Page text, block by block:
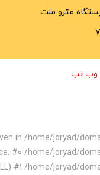
مترو ملت
وب تب
in /home/joryad/
#0 /home/joryad/
#1 /home/joryad/